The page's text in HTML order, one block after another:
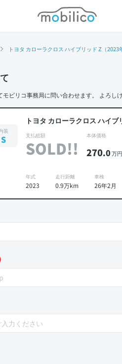
モビリコ
トヨタ カローラクロス ハイブリッド Z（2023
ビリコ事務局に問い合わせます。 よろし
トヨタ カローラクロス ハイブ
装
S 支払総額
SOLD!!
本体価格
270.0万円
年式
2023
走行距離
0.9万km
車検
26年2月